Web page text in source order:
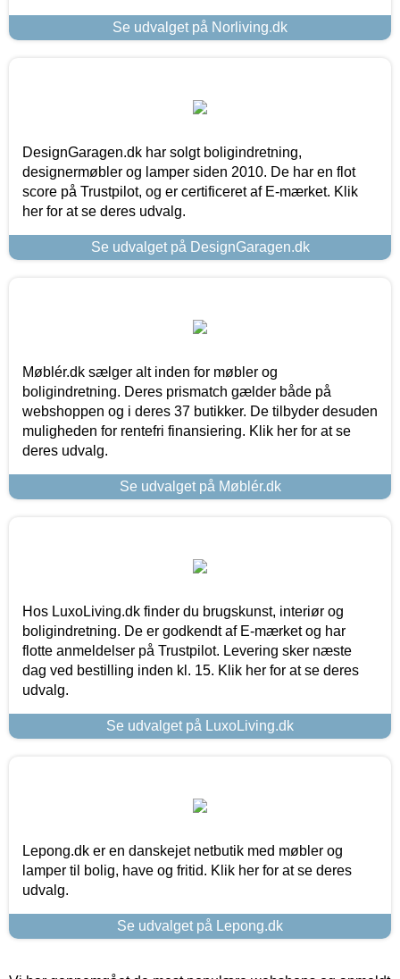
Se udvalget på Norliving.dk
DesignGaragen.dk har solgt boligindretning,
designermøbler og lamper siden 2010. De har en flot
score på Trustpilot, og er certificeret af E-mærket. Klik
her for at se deres udvalg.
Se udvalget på DesignGaragen.dk
Møblér.dk sælger alt inden for møbler og
boligindretning. Deres prismatch gælder både på
webshoppen og i deres 37 butikker. De tilbyder desuden
muligheden for rentefri finansiering. Klik her for at se
deres udvalg.
Se udvalget på Møblér.dk
Hos LuxoLiving.dk finder du brugskunst, interiør og
boligindretning. De er godkendt af E-mærket og har
flotte anmeldelser på Trustpilot. Levering sker næste
dag ved bestilling inden kl. 15. Klik her for at se deres
udvalg.
Se udvalget på LuxoLiving.dk
Lepong.dk er en danskejet netbutik med møbler og
lamper til bolig, have og fritid. Klik her for at se deres
udvalg.
Se udvalget på Lepong.dk